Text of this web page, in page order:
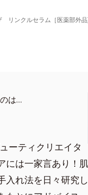
リンクルセラム［医薬部外
は…
ーティクリエイタ
には一家言あり！
入れ法を日々研究